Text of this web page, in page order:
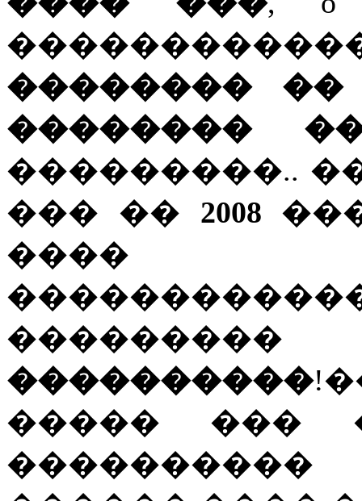
�������� ��
��������
���������..
��� �� 2008
����
����������
����� ���
����������